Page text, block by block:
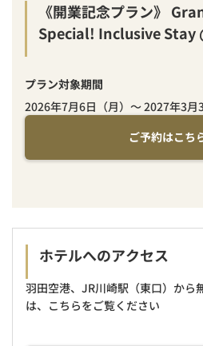
《開業記念プラン》
Special! Inclusive Stay
プラン対象期間
2026年7月6日（月）～ 2027年3月
ご予約はこち
ホテルへのアクセス
羽田空港、JR川崎駅（東口）から
は、こちらをご覧ください